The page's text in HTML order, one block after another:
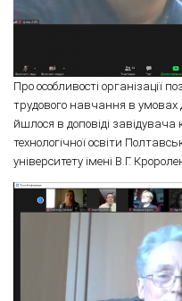
Про особливості організації
трудового навчання в умовах
йшлося в доповіді завідувача
технологічної освіти
університету імені В.Г.